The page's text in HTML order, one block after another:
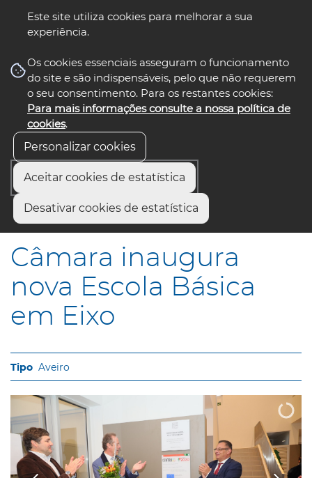
Este site utiliza cookies para melhorar a sua
experiência.
Os cookies essenciais asseguram o funcionamento
do site e são indispensáveis, pelo que não requerem
o seu consentimento. Para os restantes cookies:
Para mais informações consulte a nossa política de
cookies.
Personalizar cookies
Aceitar cookies de estatística
Desativar cookies de estatística
nos select language
Início
Câmara inaugura nova Escola Básica em Eixo
Câmara inaugura
nova Escola Básica
em Eixo
Aveiro